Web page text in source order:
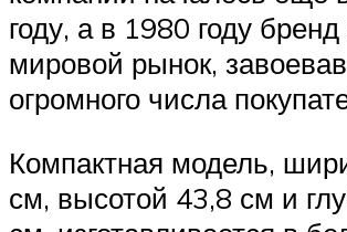
году, а в 1980 году
мировой рынок,
огромного числа
Компактная модель,
см, высотой 43,8 см и